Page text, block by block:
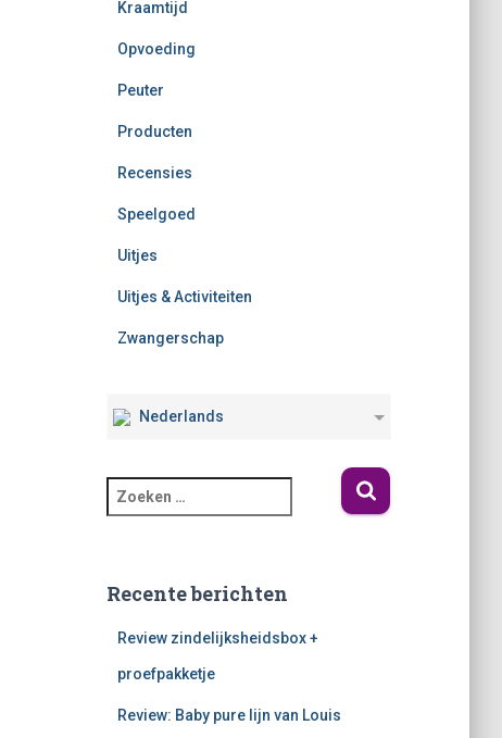
Kraamtijd
Opvoeding
Peuter
Producten
Recensies
Speelgoed
Uitjes
Uitjes & Activiteiten
Zwangerschap
Nederlands
Recente berichten
Review zindelijksheidsbox +
proefpakketje
Review: Baby pure lijn van Louis